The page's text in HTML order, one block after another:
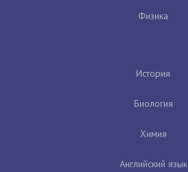
Физика
История
Биология
Химия
Английский язык